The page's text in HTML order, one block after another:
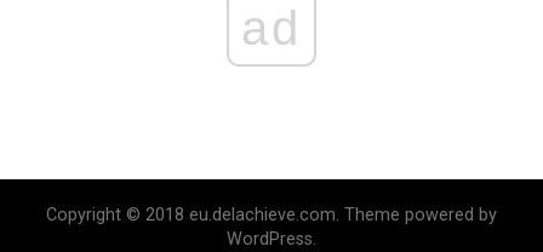
ad
Copyright © 2018 eu.delachieve.com. Theme powered by
WordPress.